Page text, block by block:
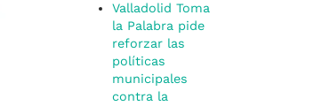
Valladolid Toma
la Palabra pide
reforzar las
políticas
municipales
contra la